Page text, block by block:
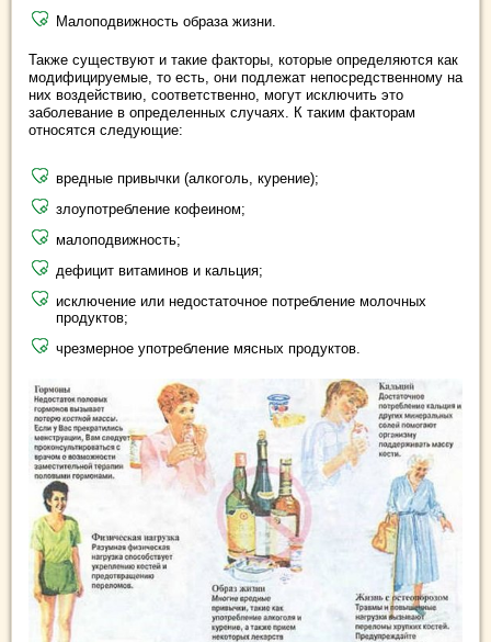
Малоподвижность образа жизни.
Также существуют и такие факторы, которые определяются как
модифицируемые, то есть, они подлежат непосредственному на
них воздействию, соответственно, могут исключить это
заболевание в определенных случаях. К таким факторам
относятся следующие:
вредные привычки (алкоголь, курение);
злоупотребление кофеином;
малоподвижность;
дефицит витаминов и кальция;
исключение или недостаточное потребление молочных
продуктов;
чрезмерное употребление мясных продуктов.